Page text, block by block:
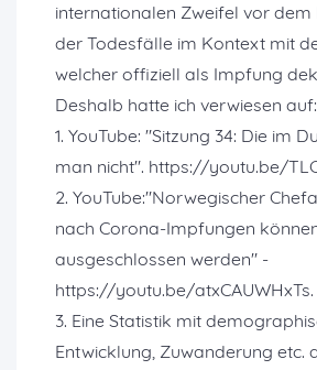
internationalen Zweifel vor dem
der Todesfälle im Kontext mit
welcher offiziell als Impfung
Deshalb hatte ich verwiesen auf:
1. YouTube: "Sitzung 34: Die im
man nicht". https://youtu.be/
2. YouTube:"Norwegischer
nach Corona-Impfungen
ausgeschlossen werden" -
https://youtu.be/atxCAUWHxTs.
3. Eine Statistik mit
Entwicklung, Zuwanderung etc.